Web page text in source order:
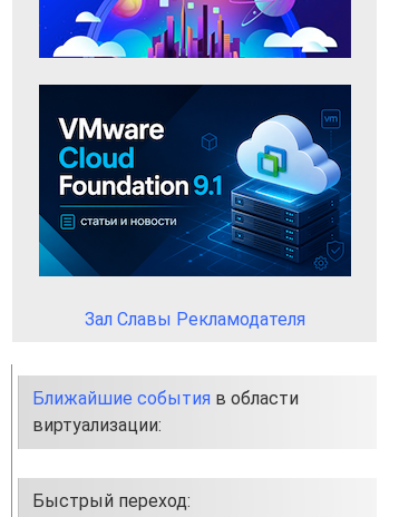
Зал Славы Рекламодателя
Ближайшие события в области
виртуализации:
Быстрый переход: